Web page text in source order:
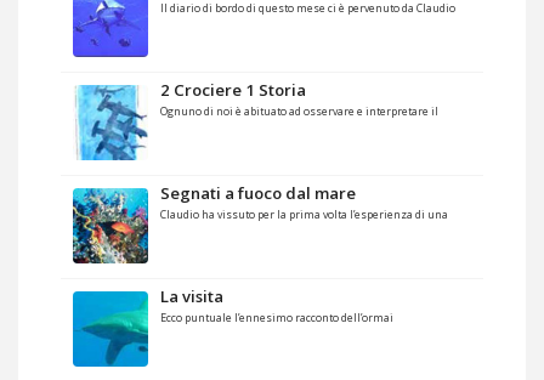
Il diario di bordo di questo mese ci è pervenuto da Claudio
2 Crociere 1 Storia
Ognuno di noi è abituato ad osservare e interpretare il
Segnati a fuoco dal mare
Claudio ha vissuto per la prima volta l’esperienza di una
La visita
Ecco puntuale l’ennesimo racconto dell’ormai